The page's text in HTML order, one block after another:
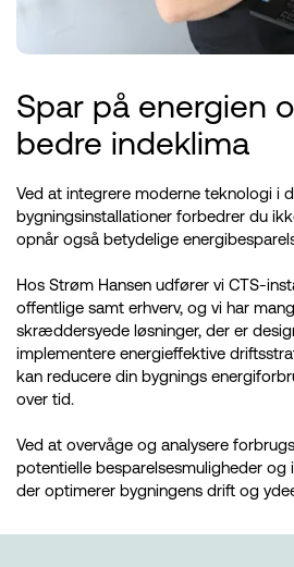
Spar på energien
bedre indeklima
Ved at integrere moderne teknologi i
bygningsinstallationer forbedrer du
opnår også betydelige
Hos Strøm Hansen udfører vi CTS-
offentlige samt erhverv, og vi har
skræddersyede løsninger, der er
implementere energieffektive
kan reducere din bygnings
over tid.
Ved at overvåge og analysere
potentielle besparelsesmuligheder og
der optimerer bygningens drift og